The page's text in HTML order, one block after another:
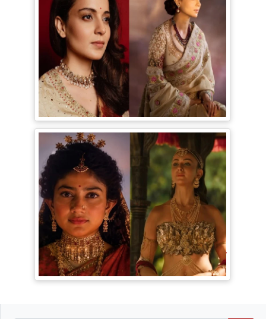
Bollywood Gossip: Gen Z को 'गटरछाप'
कहने वाली Kangana Ranaut के बदले सुर, दी
Digital Age में जीने की सीख
Ramayana Trailer: सीता से ज्यादा Rakul
Preet Singh की चर्चा, Shurpanakha के लुक
ने लूटी महफिल